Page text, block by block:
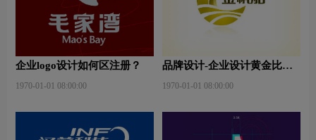
企业logo设计如何区注册？
1970-01-01 08:00:00
品牌设计-企业设计黄金比例
1970-01-01 08:00:00